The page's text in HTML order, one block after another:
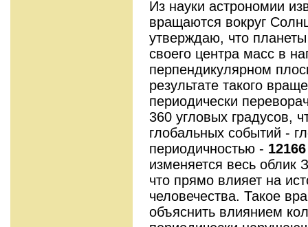
Из науки астрономии
вращаются вокруг
утверждаю, что
своего центра масс в
перпендикулярном
результате такого
периодически
360 угловых градусов,
глобальных событий -
периодичностью -
изменяется весь
что прямо влияет на
человечества. Такое
объяснить влиянием